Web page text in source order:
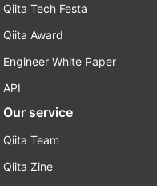
Qiita Tech Festa
Qiita Award
Engineer White Paper
API
Our service
Qiita Team
Qiita Zine